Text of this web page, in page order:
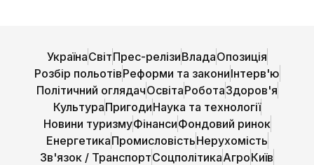
УкраїнаСвітПрес-релізиВладаОпозиція
Розбір польотівРеформи та закониІнтерв'ю
Політичний оглядачОсвітаРоботаЗдоров'я
КультураПригодиНаука та технології
Новини туризмуФінансиФондовий ринок
ЕнергетикаПромисловістьНерухомість
Зв'язок / ТранспортСоцполітикаАгроКиїв